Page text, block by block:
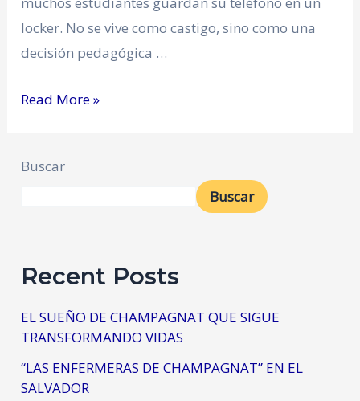
locker. No se vive como castigo, sino como una
decisión pedagógica …
Read More »
Buscar
Buscar
Recent Posts
EL SUEÑO DE CHAMPAGNAT QUE SIGUE
TRANSFORMANDO VIDAS
“LAS ENFERMERAS DE CHAMPAGNAT” EN EL
SALVADOR